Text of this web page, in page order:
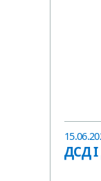
ДСД